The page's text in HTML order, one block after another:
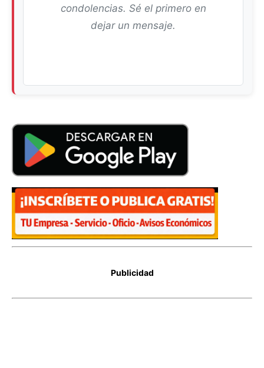
condolencias. Sé el primero en
dejar un mensaje.
Publicidad